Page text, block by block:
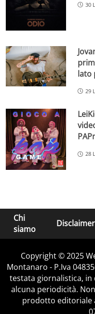
30
lato
29
28
Chi
siamo
Disclaimer
Copyright © 2025
Montanaro - P.Iva
testata giornalistica, in
alcuna periodicità.
prodotto editoriale